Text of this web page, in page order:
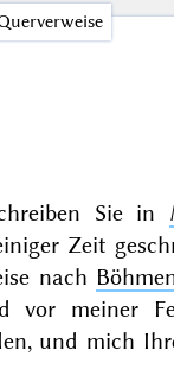
Sie in
Zeit
nach
vor meiner
und mich